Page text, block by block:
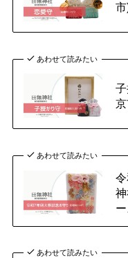
あわせて読みたい
あわせて読みたい
あわせて読みたい